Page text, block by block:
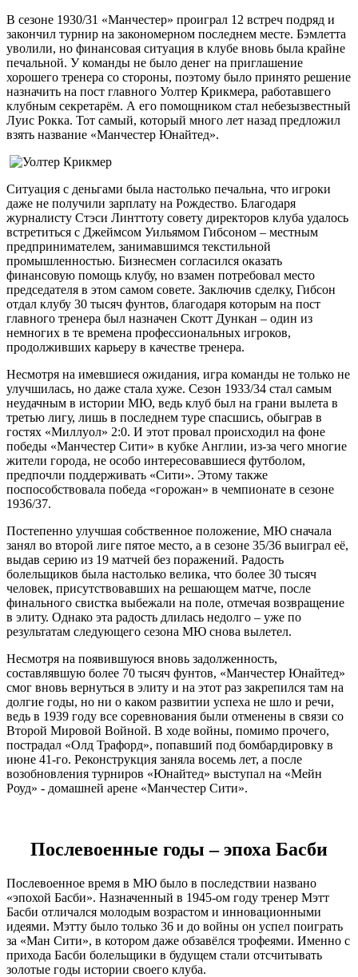
В сезоне 1930/31 «Манчестер» проиграл 12 встреч подряд и
закончил турнир на закономерном последнем месте. Бэмлетта
уволили, но финансовая ситуация в клубе вновь была крайне
печальной. У команды не было денег на приглашение
хорошего тренера со стороны, поэтому было принято решение
назначить на пост главного Уолтер Крикмера, работавшего
клубным секретарём. А его помощником стал небезызвестный
Луис Рокка. Тот самый, который много лет назад предложил
взять название «Манчестер Юнайтед».
Ситуация с деньгами была настолько печальна, что игроки
даже не получили зарплату на Рождество. Благодаря
журналисту Стэси Линттоту совету директоров клуба удалось
встретиться с Джеймсом Уильямом Гибсоном – местным
предпринимателем, занимавшимся текстильной
промышленностью. Бизнесмен согласился оказать
финансовую помощь клубу, но взамен потребовал место
председателя в этом самом совете. Заключив сделку, Гибсон
отдал клубу 30 тысяч фунтов, благодаря которым на пост
главного тренера был назначен Скотт Дункан – один из
немногих в те времена профессиональных игроков,
продолживших карьеру в качестве тренера.
Несмотря на имевшиеся ожидания, игра команды не только не
улучшилась, но даже стала хуже. Сезон 1933/34 стал самым
неудачным в истории МЮ, ведь клуб был на грани вылета в
третью лигу, лишь в последнем туре спасшись, обыграв в
гостях «Миллуол» 2:0. И этот провал происходил на фоне
победы «Манчестер Сити» в кубке Англии, из-за чего многие
жители города, не особо интересовавшиеся футболом,
предпочли поддерживать «Сити». Этому также
поспособствовала победа «горожан» в чемпионате в сезоне
1936/37.
Постепенно улучшая собственное положение, МЮ сначала
занял во второй лиге пятое место, а в сезоне 35/36 выиграл её,
выдав серию из 19 матчей без поражений. Радость
болельщиков была настолько велика, что более 30 тысяч
человек, присутствовавших на решающем матче, после
финального свистка выбежали на поле, отмечая возвращение
в элиту. Однако эта радость длилась недолго – уже по
результатам следующего сезона МЮ снова вылетел.
Несмотря на появившуюся вновь задолженность,
составлявшую более 70 тысяч фунтов, «Манчестер Юнайтед»
смог вновь вернуться в элиту и на этот раз закрепился там на
долгие годы, но ни о каком развитии успеха не шло и речи,
ведь в 1939 году все соревнования были отменены в связи со
Второй Мировой Войной. В ходе войны, помимо прочего,
пострадал «Олд Трафорд», попавший под бомбардировку в
июне 41-го. Реконструкция заняла восемь лет, а после
возобновления турниров «Юнайтед» выступал на «Мейн
Роуд» - домашней арене «Манчестер Сити».
Послевоенные годы – эпоха Басби
Послевоенное время в МЮ было в последствии названо
«эпохой Басби». Назначенный в 1945-ом году тренер Мэтт
Басби отличался молодым возрастом и инновационными
идеями. Мэтту было только 36 и до войны он успел поиграть
за «Ман Сити», в котором даже обзавёлся трофеями. Именно с
прихода Басби болельщики в будущем стали отсчитывать
золотые годы истории своего клуба.